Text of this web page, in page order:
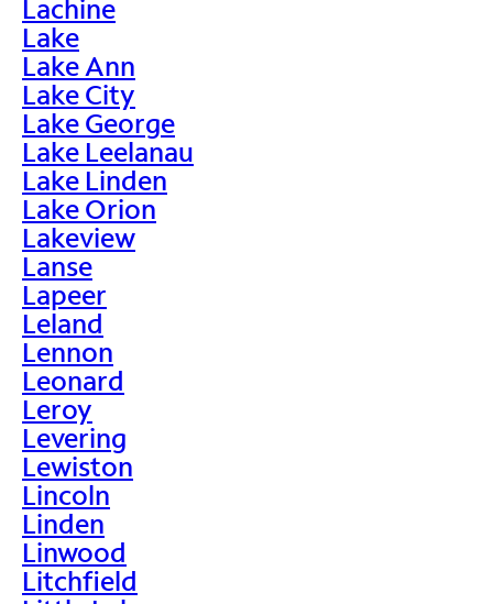
Lachine
Lake
Lake Ann
Lake City
Lake George
Lake Leelanau
Lake Linden
Lake Orion
Lakeview
Lanse
Lapeer
Leland
Lennon
Leonard
Leroy
Levering
Lewiston
Lincoln
Linden
Linwood
Litchfield